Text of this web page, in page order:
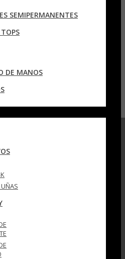
SEMIPERMANENTES
TOPS
DE MANOS